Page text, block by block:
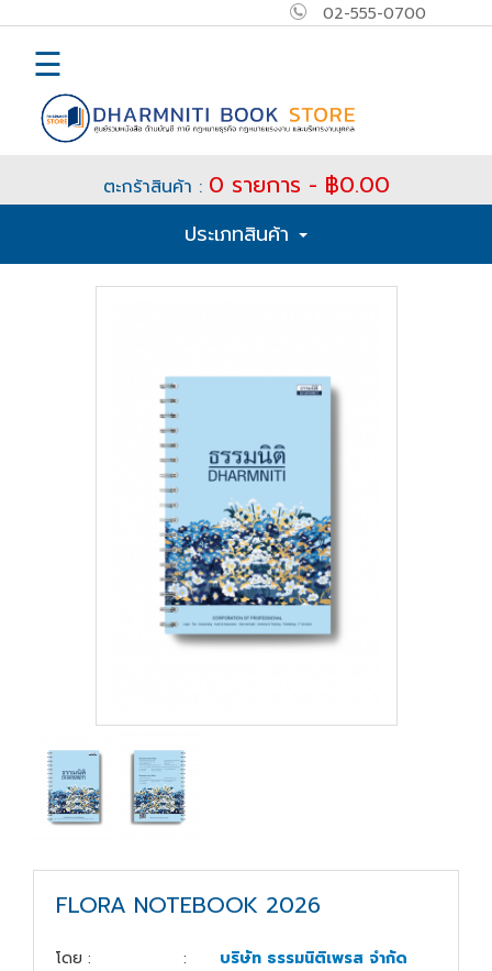
02-555-0700
MAIN
MENU
E-
ถนนประชาชื่น แขวง
บางซื่อ เขตบางซื่อ
กรุงเทพมหานคร
10800
(02) 555-
0700(Auto)ext.713
โทรสาร : (02) 555-
☰
ตะกร้าสินค้า : 0 รายการ - ฿0.00
ประเภทสินค้า
FLORA NOTEBOOK 2026
โดย : :
บริษัท ธรรมนิติเพรส จำกัด
×